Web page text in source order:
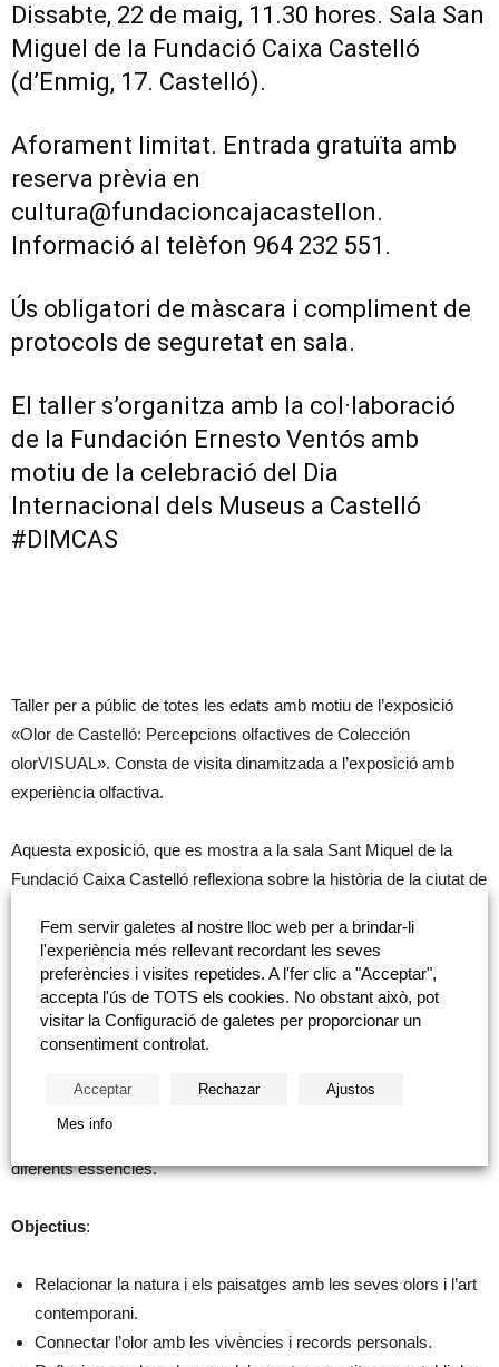
Dissabte, 22 de maig, 11.30 hores. Sala San
Miguel de la Fundació Caixa Castelló
(d’Enmig, 17. Castelló).
Aforament limitat. Entrada gratuïta amb
reserva prèvia en
cultura@fundacioncajacastellon.
Informació al telèfon 964 232 551.
Ús obligatori de màscara i compliment de
protocols de seguretat en sala.
El taller s’organitza amb la col·laboració
de la Fundación Ernesto Ventós amb
motiu de la celebració del Dia
Internacional dels Museus a Castelló
#DIMCAS
Taller per a públic de totes les edats amb motiu de l’exposició
«Olor de Castelló: Percepcions olfactives de Colección
olorVISUAL». Consta de visita dinamitzada a l’exposició amb
experiència olfactiva.
Aquesta exposició, que es mostra a la sala Sant Miquel de la
Fundació Caixa Castelló reflexiona sobre la història de la ciutat de
taronges i arròs; així com en el mar i el port; tots ells part
indispensable de la seva història. Olorant cada vegetal es
relacionen diferents obres de colección olorVISUAL.
La colección olorVISUAL de la Fundación Ernesto Ventós té un
punt de partida molt concret: la relació d’Ernesto Ventós amb
diferents essències.
Objectius:
Relacionar la natura i els paisatges amb les seves olors i l’art
contemporani.
Connectar l’olor amb les vivències i records personals.
Fem servir galetes al nostre lloc web per a brindar-li
l'experiència més rellevant recordant les seves
preferències i visites repetides. A l'fer clic a "Acceptar",
accepta l'ús de TOTS els cookies. No obstant això, pot
visitar la Configuració de galetes per proporcionar un
consentiment controlat.
Acceptar Rechazar Ajustos
Mes info